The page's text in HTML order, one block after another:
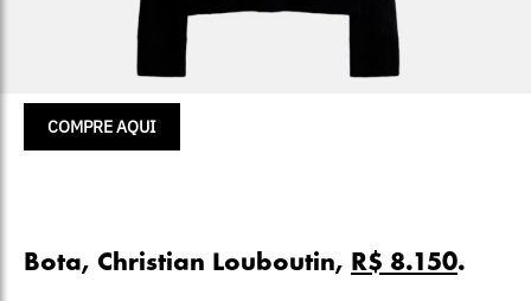
COMPRE AQUI
Bota, Christian Louboutin, R$ 8.150.